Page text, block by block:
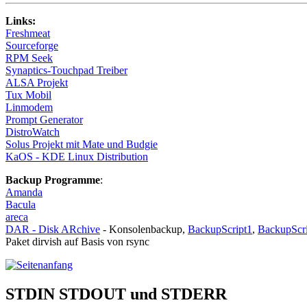
Links:
Freshmeat
Sourceforge
RPM Seek
Synaptics-Touchpad Treiber
ALSA Projekt
Tux Mobil
Linmodem
Prompt Generator
DistroWatch
Solus Projekt mit Mate und Budgie
KaOS - KDE Linux Distribution
Backup Programme:
Amanda
Bacula
areca
DAR - Disk ARchive - Konsolenbackup, BackupScript1 ,
Paket dirvish auf Basis von rsync
STDIN STDOUT und STDERR